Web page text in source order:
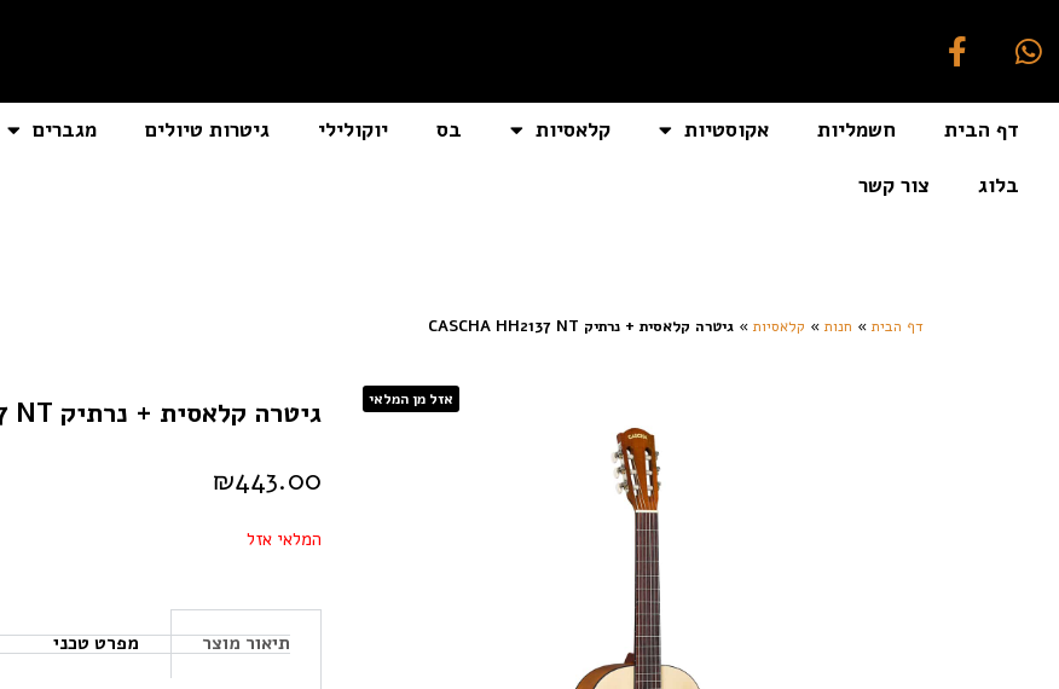
דף הבית חשמליות אקוסטיות קלאסיות בס יוקולילי גיטרות טיולים מגברים
בלוג
צור קשר
דף הבית » חנות » קלאסיות » גיטרה קלאסית + נרתיק CASCHA HH2137 NT
אזל מן המלאי
גיטרה קלאסית + נרתיק CASCHA HH2137 NT
₪443.00
המלאי אזל
תיאור מוצר מפרט טכני